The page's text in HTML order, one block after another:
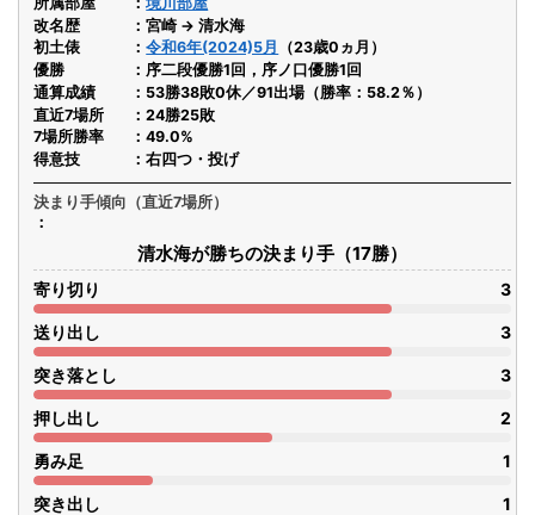
改名歴
宮崎 → 清水海
初土俵
令和6年(2024)5月
（23歳0ヵ月）
優勝
序二段優勝1回，序ノ口優勝1回
通算成績
53勝38敗0休／91出場（勝率：58.2％）
直近7場所
24勝25敗
7場所勝率
49.0%
得意技
右四つ・投げ
決まり手傾向（直近7場所）
清水海が勝ちの決まり手（17勝）
寄り切り 3
送り出し 3
突き落とし 3
押し出し 2
勇み足 1
突き出し 1